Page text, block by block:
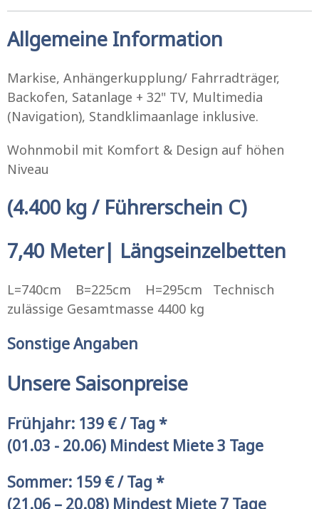
Allgemeine Information
Markise, Anhängerkupplung/ Fahrradträger,
Backofen, Satanlage + 32" TV, Multimedia
(Navigation), Standklimaanlage inklusive.
Wohnmobil mit Komfort & Design auf höhen
Niveau
(4.400 kg / Führerschein C)
7,40 Meter| Längseinzelbetten
L=740cm B=225cm H=295cm Technisch
zulässige Gesamtmasse 4400 kg
Sonstige Angaben
Unsere Saisonpreise
Frühjahr: 139 € / Tag *
(01.03 - 20.06) Mindest Miete 3 Tage
Sommer: 159 € / Tag *